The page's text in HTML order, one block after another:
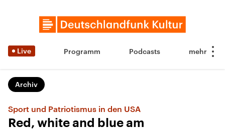
Live Programm Podcasts
Archiv
Sport und Patriotismus in den USA
Red, white and blue am